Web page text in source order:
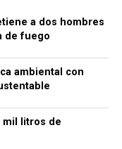
a dos hombres
de fuego
ambiental con
mil litros de